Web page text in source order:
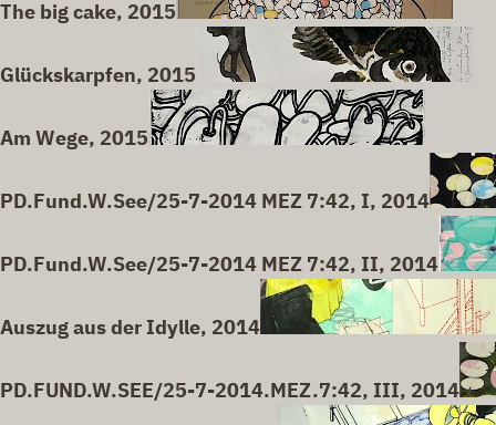
The big cake, 2015
Glückskarpfen, 2015
Am Wege, 2015
PD.Fund.W.See/25-7-2014 MEZ 7:42, I, 2014
PD.Fund.W.See/25-7-2014 MEZ 7:42, II, 2014
Auszug aus der Idylle, 2014
PD.FUND.W.SEE/25-7-2014.MEZ.7:42, III, 2014